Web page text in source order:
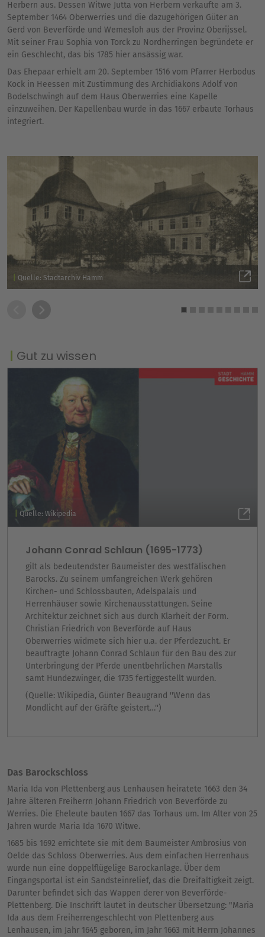
Herbern aus. Dessen Witwe Jutta von Herbern verkaufte am 3.
September 1464 Oberwerries und die dazugehörigen Güter an
Gerd von Beverförde und Wemesloh aus der Provinz Oberijssel.
Mit seiner Frau Sophia von Torck zu Nordherringen begründete er
ein Geschlecht, das bis 1785 hier ansässig war.
Das Ehepaar erhielt am 20. September 1516 vom Pfarrer Herbodus
Kock in Heessen mit Zustimmung des Archidiakons Adolf von
Bodelschwingh auf dem Haus Oberwerries eine Kapelle
einzuweihen. Der Kapellenbau wurde in das 1667 erbaute Torhaus
integriert.
Quelle: Stadtarchiv Hamm
Gut zu wissen
Quelle: Wikipedia
Johann Conrad Schlaun (1695-1773)
gilt als bedeutendster Baumeister des westfälischen
Barocks. Zu seinem umfangreichen Werk gehören
Kirchen- und Schlossbauten, Adelspalais und
Herrenhäuser sowie Kirchenausstattungen. Seine
Architektur zeichnet sich aus durch Klarheit der Form.
Christian Friedrich von Beverförde auf Haus
Oberwerries widmete sich hier u.a. der Pferdezucht. Er
beauftragte Johann Conrad Schlaun für den Bau des zur
Unterbringung der Pferde unentbehrlichen Marstalls
samt Hundezwinger, die 1735 fertiggestellt wurden.
(Quelle: Wikipedia, Günter Beaugrand ''Wenn das
Mondlicht auf der Gräfte geistert…'')
Das Barockschloss
Maria Ida von Plettenberg aus Lenhausen heiratete 1663 den 34
Jahre älteren Freiherrn Johann Friedrich von Beverförde zu
Werries. Die Eheleute bauten 1667 das Torhaus um. Im Alter von 25
Jahren wurde Maria Ida 1670 Witwe.
1685 bis 1692 errichtete sie mit dem Baumeister Ambrosius von
Oelde das Schloss Oberwerries. Aus dem einfachen Herrenhaus
wurde nun eine doppelflügelige Barockanlage. Über dem
Eingangsportal ist ein Sandsteinrelief, das die Dreifaltigkeit zeigt.
Darunter befindet sich das Wappen derer von Beverförde-
Plettenberg. Die Inschrift lautet in deutscher Übersetzung: "Maria
Ida aus dem Freiherrengeschlecht von Plettenberg aus
Lenhausen, im Jahr 1645 geboren, im Jahr 1663 mit Herrn Johannes